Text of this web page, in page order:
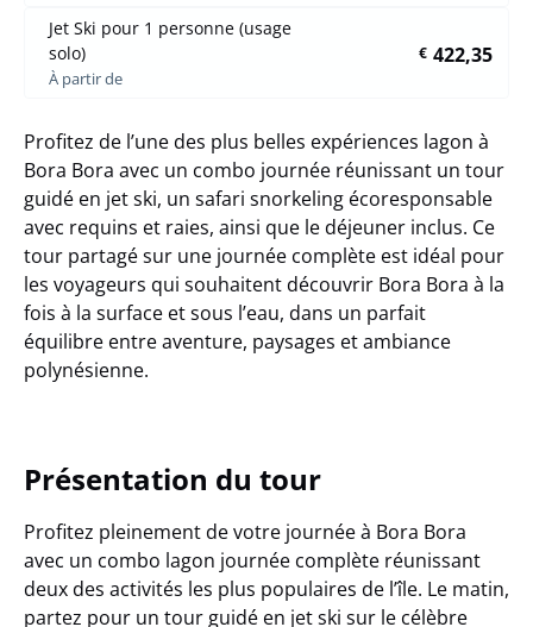
Jet Ski pour 1 personne (usage
solo)
À partir de
€ 422,35
Profitez de l’une des plus belles expériences lagon à
Bora Bora avec un combo journée réunissant un tour
guidé en jet ski, un safari snorkeling écoresponsable
avec requins et raies, ainsi que ledéjeuner inclus. Ce
tour partagé sur une journée complète est idéal pour
les voyageurs qui souhaitent découvrir Bora Bora à la
fois à la surface et sous l’eau, dans un parfait
équilibre entre aventure, paysages et ambiance
polynésienne.
Présentation du tour
Profitez pleinement de votre journée à Bora Bora
avec un combo lagon journée complète réunissant
deux des activités les plus populaires de l’île. Le matin,
partez pour un tour guidé en jet ski sur le célèbre